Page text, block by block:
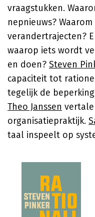
vraagstukken.
nepnieuws?
verandertrajecten?
waarop iets wordt
en doen? Steven
capaciteit tot
tegelijk de
Theo Janssen
organisatiepraktijk.
taal inspeelt op